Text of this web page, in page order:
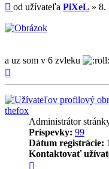
Príspevok
od užívateľa PiXeL » 8.
a uz som v 6 zvleku
thefox
Administrátor
Príspevky: 99
Dátum registrácie:
Kontaktovať